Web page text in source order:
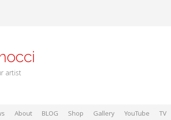
artist
About BLOG Shop Gallery YouTube TV